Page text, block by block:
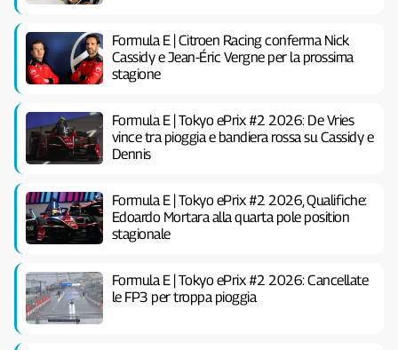
Formula E | Citroen Racing conferma Nick
Cassidy e Jean-Éric Vergne per la prossima
stagione
Formula E | Tokyo ePrix #2 2026: De Vries
vince tra pioggia e bandiera rossa su Cassidy e
Dennis
Formula E | Tokyo ePrix #2 2026, Qualifiche:
Edoardo Mortara alla quarta pole position
stagionale
Formula E | Tokyo ePrix #2 2026: Cancellate
le FP3 per troppa pioggia